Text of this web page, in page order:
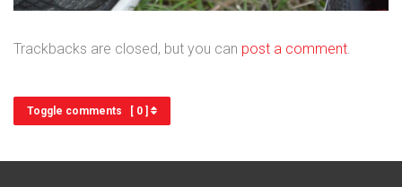
Trackbacks are closed, but you can post a comment.
Toggle comments [ 0 ]